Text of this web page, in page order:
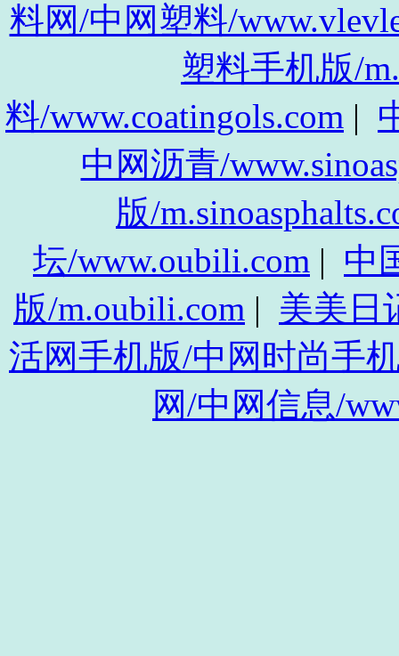
料网/中网塑料/
塑料手机版/
料/www.coatingols.com |
中网沥青/
版/
坛/www.oubili.com | 中
版/m.oubili.com | 美美日
活网手机版/中网时尚手
网/中网信息/